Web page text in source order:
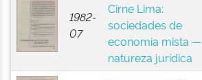
1982-
07
Cirne Lima:
sociedades de
economia mista —
natureza jurídica